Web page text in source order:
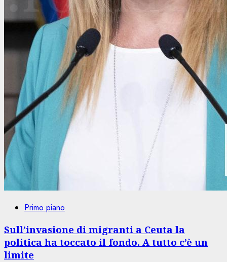
Primo piano
Sull’invasione di migranti a Ceuta la
politica ha toccato il fondo. A tutto c’è un
limite